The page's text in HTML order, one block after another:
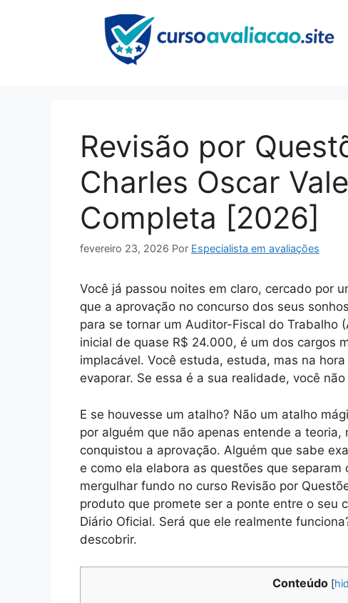
Revisão por
Charles Oscar
Completa [2026]
fevereiro 23, 2026 Por Especialista em avaliações
Você já passou noites em claro, cercado por
que a aprovação no concurso dos seus
para se tornar um Auditor-Fiscal do Trabalho
inicial de quase R$ 24.000, é um dos cargos
implacável. Você estuda, estuda, mas na
evaporar. Se essa é a sua realidade, você
E se houvesse um atalho? Não um atalho
por alguém que não apenas entende a
conquistou a aprovação. Alguém que sabe
e como ela elabora as questões que
mergulhar fundo no curso Revisão por
produto que promete ser a ponte entre o seu
Diário Oficial. Será que ele realmente
descobrir.
Conteúdo [